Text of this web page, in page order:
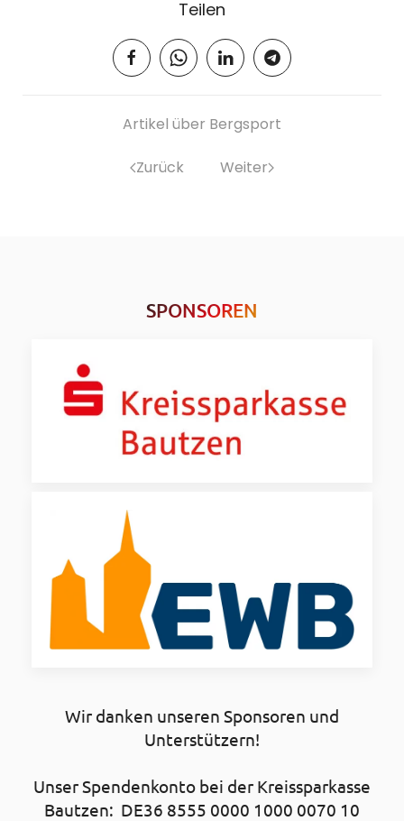
Teilen
Artikel über Bergsport
Zurück Weiter
SPONSOREN
Wir danken unseren Sponsoren und
Unterstützern!
Unser Spendenkonto bei der Kreissparkasse
Bautzen: DE36 8555 0000 1000 0070 10